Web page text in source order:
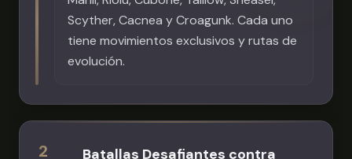
Scyther, Cacnea y Croagunk. Cada uno
tiene movimientos exclusivos y rutas de
evolución.
2
Batallas Desafiantes contra